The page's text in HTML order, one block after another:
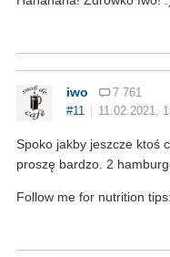
iwo
7 761
#11
11.02.2021,
Spoko jakby jeszcze ktoś
proszę bardzo. 2
Follow me for nutrition